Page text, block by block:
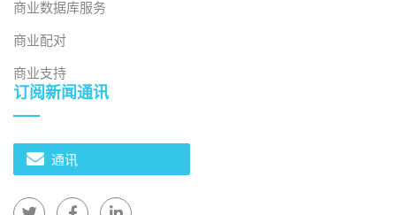
- 服务：增长已从农业和海产品储存转向更高价值的产
品：符合良好储存规范和良好分销规范的医药物流、可控
温度的挑选和包装电子商务履行、以及将农场和工厂的预
冷与港口和多式联运仓库连接起来的冷藏运输。
- 地区：南部地区（平阳、同奈、隆安、巴地头顿、芹
苴）凭借深海港口和与湄公河三角洲的边界，仍然是主要
的贸易基地；北部地区（海防、北宁、兴安）支持出口制
商业数据库服务
商业配对
商业支持
订阅新闻通讯
通讯